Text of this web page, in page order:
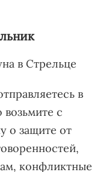
в Стрельце
в
с
о защите от
конфликтные